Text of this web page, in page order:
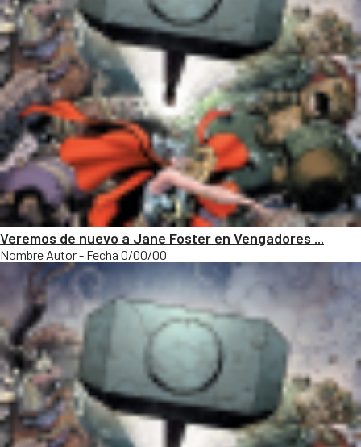
Veremos de nuevo a Jane Foster en Vengadores ...
Nombre Autor - Fecha 0/00/00